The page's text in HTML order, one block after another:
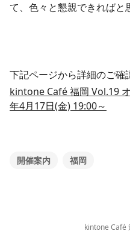
て、色々と懇親できればと
下記ページから詳細のご確
kintone Café 福岡 Vol.19
年4月17日(金) 19:00～
開催案内 福岡
kintone Café